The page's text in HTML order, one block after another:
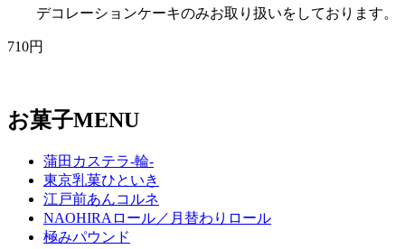
デコレーションケーキのみお取り扱いをしております。
710円
お菓子MENU
蒲田カステラ-輪-
東京乳菓ひといき
江戸前あんコルネ
NAOHIRAロール／月替わりロール
極みパウンド